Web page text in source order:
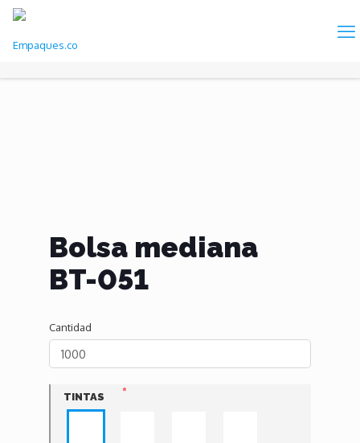
Bolsa mediana
BT-051
Cantidad
TINTAS